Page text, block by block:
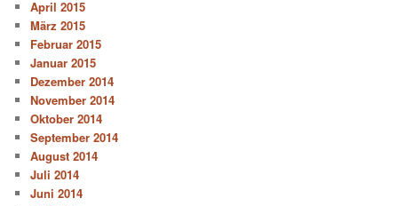
April 2015
März 2015
Februar 2015
Januar 2015
Dezember 2014
November 2014
Oktober 2014
September 2014
August 2014
Juli 2014
Juni 2014